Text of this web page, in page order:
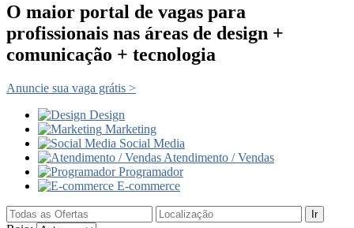
O maior portal de vagas para
profissionais nas áreas de design +
comunicação + tecnologia
Anuncie sua vaga grátis >
Design
Marketing
Social Media
Atendimento / Vendas
Programador
E-commerce
Ir